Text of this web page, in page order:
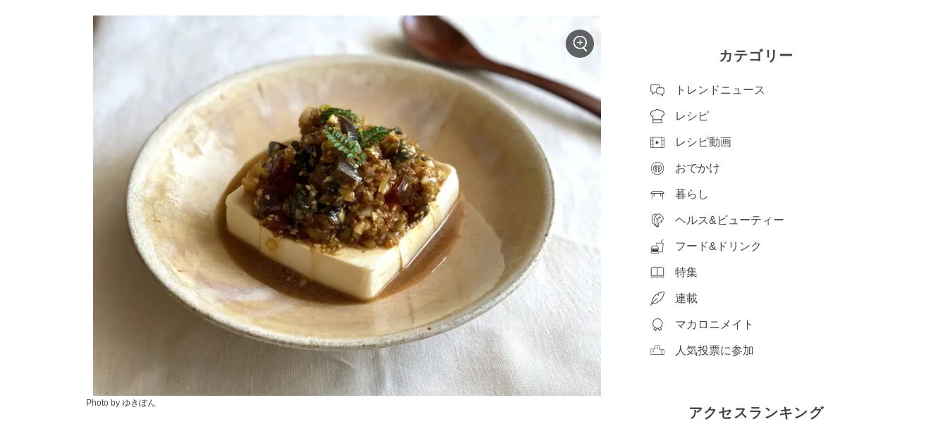
Photo by ゆきぽん
カテゴリー
トレンドニュース
レシピ
レシピ動画
おでかけ
暮らし
ヘルス&ビューティー
フード&ドリンク
特集
連載
マカロニメイト
人気投票に参加
アクセスランキング